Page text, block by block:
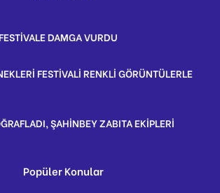
DAMGA VURDU
FESTİVALİ RENKLİ GÖRÜNTÜLERLE
ŞAHİNBEY ZABITA EKİPLERİ
Popüler Konular